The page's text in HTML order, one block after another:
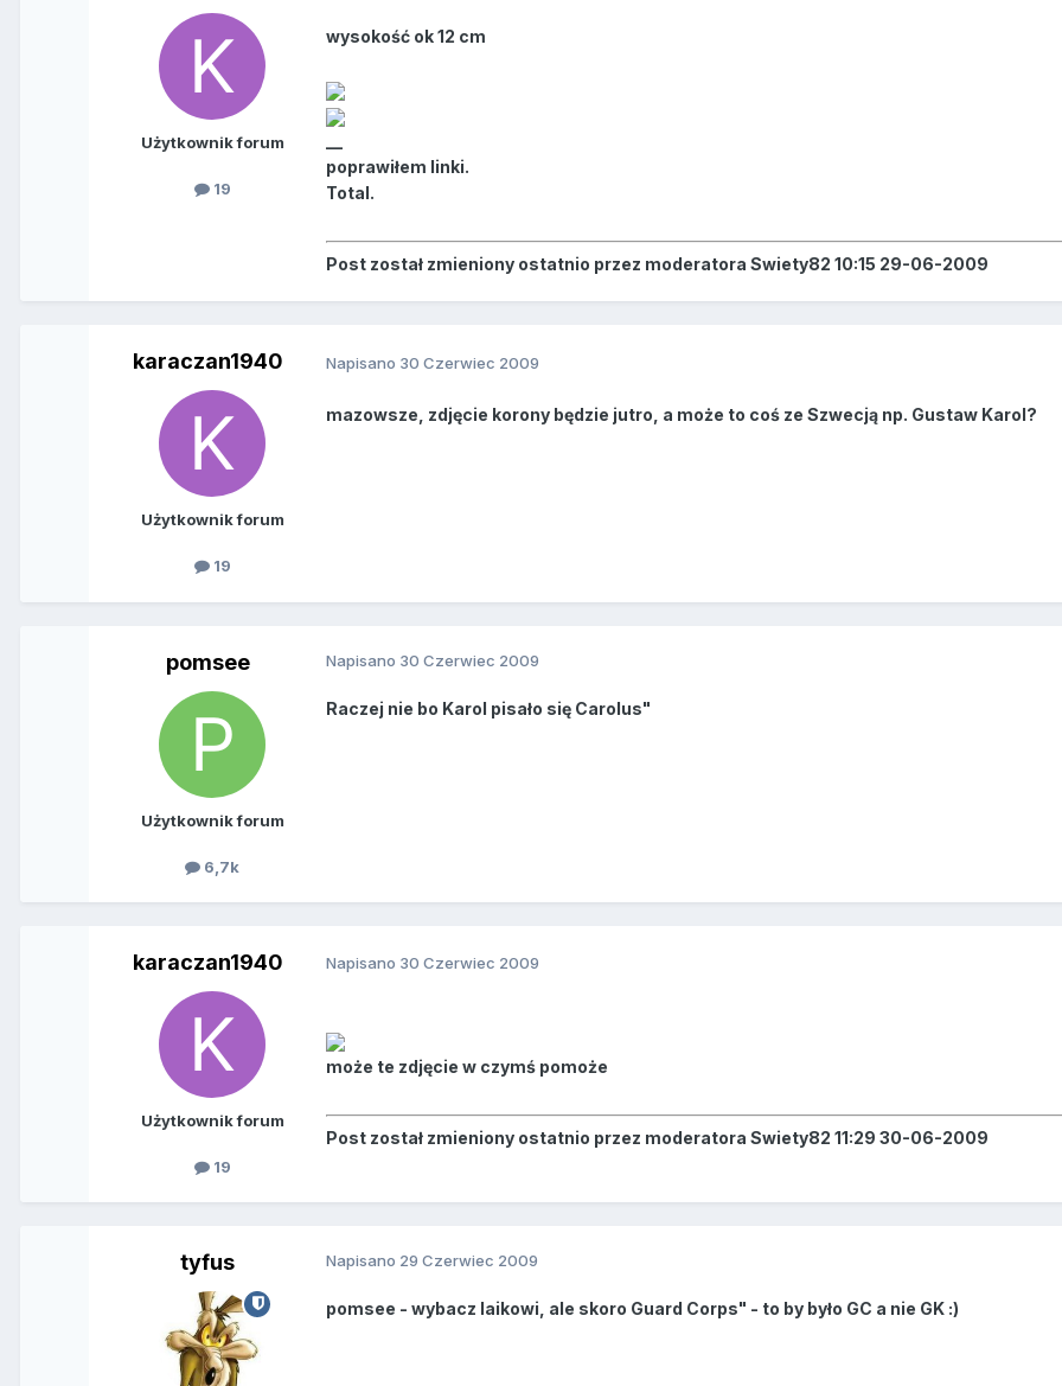
Użytkownik forum
19
wysokość ok 12 cm
poprawiłem linki.
Total.
Post został zmieniony ostatnio przez moderatora Swiety82 10:15 29-06-2009
karaczan1940
Użytkownik forum
19
Napisano 30 Czerwiec 2009
mazowsze, zdjęcie korony będzie jutro, a może to coś ze Szwecją np. Gustaw Karol?
pomsee
Użytkownik forum
6,7k
Napisano 30 Czerwiec 2009
Raczej nie bo Karol pisało się Carolus"
karaczan1940
Użytkownik forum
19
Napisano 30 Czerwiec 2009
może te zdjęcie w czymś pomoże
Post został zmieniony ostatnio przez moderatora Swiety82 11:29 30-06-2009
tyfus Napisano 29 Czerwiec 2009
pomsee - wybacz laikowi, ale skoro Guard Corps" - to by było GC a nie GK :)